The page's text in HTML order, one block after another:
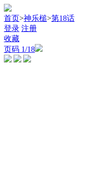
首页>神乐槌>第18话
登录 注册
收藏
页码 1/18